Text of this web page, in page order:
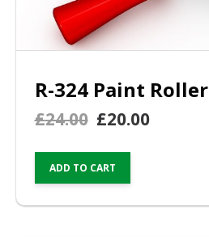
R-324 Paint Roller
£24.00 £20.00
ADD TO CART